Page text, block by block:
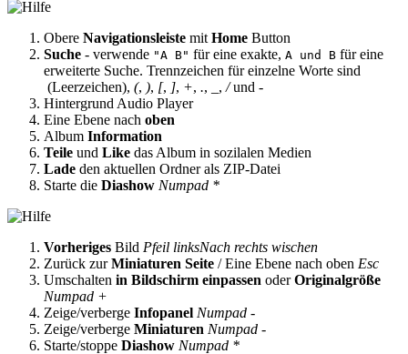
Obere Navigationsleiste mit Home Button
Suche - verwende "A B" für eine exakte, A und B für eine
erweiterte Suche. Trennzeichen für einzelne Worte sind
(Leerzeichen), (, ), [, ], +, ., , /und -
Hintergrund Audio Player
Eine Ebene nach oben
Album Information
Teile und Like das Album in sozilalen Medien
Lade den aktuellen Ordner als ZIP-Datei
Starte die Diashow Numpad *
Vorheriges Bild Pfeil linksNach rechts wischen
Zurück zurMiniaturen Seite / Eine Ebene nach oben Esc
Umschalten in Bildschirm einpassen oderOriginalgröße
Numpad +
Zeige/verberge Infopanel Numpad -
Zeige/verberge Miniaturen Numpad -
Starte/stoppe Diashow Numpad *